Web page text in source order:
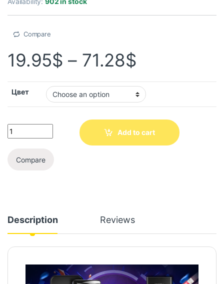
Compare
19.95$ – 71.28$
Цвет
Add to cart
Compare
Description Reviews